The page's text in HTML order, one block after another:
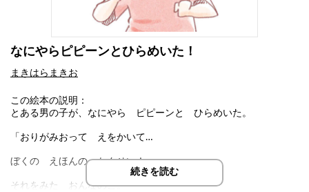
なにやらピピーンとひらめいた！
まきはらまきお
この絵本の説明：
とある男の子が、なにやら ピピーンと ひらめいた。
「おりがみおって えをかいて…
ぼくの えほんの かんせい！」
それをみた おんなのこ。
続きを読む